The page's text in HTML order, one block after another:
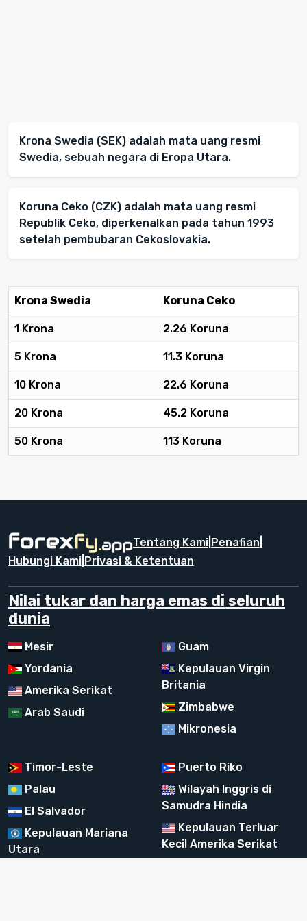
Krona Swedia (SEK) adalah mata uang resmi
Swedia, sebuah negara di Eropa Utara.
Koruna Ceko (CZK) adalah mata uang resmi
Republik Ceko, diperkenalkan pada tahun 1993
setelah pembubaran Cekoslovakia.
Krona Swedia Koruna Ceko
1 Krona 2.26 Koruna
5 Krona 11.3 Koruna
10 Krona 22.6 Koruna
20 Krona 45.2 Koruna
50 Krona 113 Koruna
Tentang Kami Penafian
Hubungi Kami Privasi & Ketentuan
Nilai tukar dan harga emas di seluruh
dunia
Mesir
Yordania
Amerika Serikat
Arab Saudi
Guam
Kepulauan Virgin
Britania
Zimbabwe
Mikronesia
Timor-Leste
Palau
El Salvador
Kepulauan Mariana
Utara
Puerto Riko
Wilayah Inggris di
Samudra Hindia
Kepulauan Terluar
Kecil Amerika Serikat